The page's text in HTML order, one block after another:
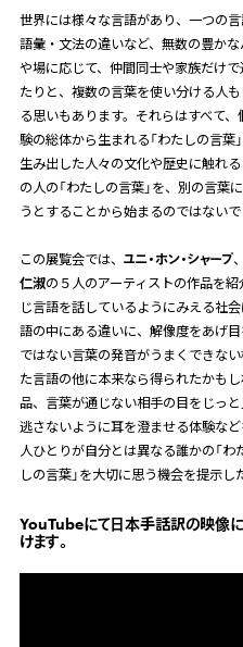
世界には様々な言語があり、一つの
語彙・文法の違いなど、無数の豊か
や場に応じて、仲間同士や家族だけ
たりと、複数の言葉を使い分ける人
る思いもあります。それらはすべて
験の総体から生まれる「わたしの言葉
生み出した人々の文化や歴史に触れ
の人の「わたしの言葉」を、別の言葉
うとすることから始まるのではないで
この展覧会では、 ユニ・ホン・シャープ、
仁淑の５人のアーティストの作品を
じ言語を話しているようにみえる社
語の中にある違いに、解像度をあげ
ではない言葉の発音がうまくできな
た言語の他に本来なら得られたかも
品、言葉が通じない相手の目をじっ
逃さないように耳を澄ませる体験な
人ひとりが自分とは異なる誰かの「わ
しの言葉」を大切に思う機会を提示し
YouTubeにて日本手話訳の映像
けます。